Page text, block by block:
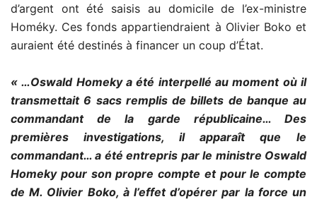
d’argent ont été saisis au domicile de l’ex-ministre
Homéky. Ces fonds appartiendraient à Olivier Boko et
auraient été destinés à financer un coup d’État.
« …Oswald Homeky a été interpellé au moment où il
transmettait 6 sacs remplis de billets de banque au
commandant de la garde républicaine… Des
premières investigations, il apparaît que
le
commandant… a été entrepris par le ministre Oswald
Homeky pour son propre compte et pour le compte
de M. Olivier Boko, à l’effet d’opérer par la force un